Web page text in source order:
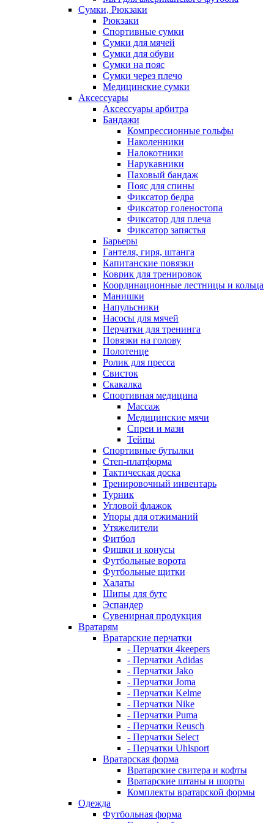
Сумки, Рюкзаки
Рюкзаки
Спортивные сумки
Сумки для мячей
Сумки для обуви
Сумки на пояс
Сумки через плечо
Медицинские сумки
Аксессуары
Аксессуары арбитра
Бандажи
Компрессионные гольфы
Наколенники
Налокотники
Нарукавники
Паховый бандаж
Пояс для спины
Фиксатор бедра
Фиксатор голеностопа
Фиксатор для плеча
Фиксатор запястья
Барьеры
Гантеля, гиря, штанга
Капитанские повязки
Коврик для тренировок
Координационные лестницы и кольца
Манишки
Напульсники
Насосы для мячей
Перчатки для тренинга
Повязки на голову
Полотенце
Ролик для пресса
Свисток
Скакалка
Спортивная медицина
Массаж
Медицинские мячи
Спреи и мази
Тейпы
Спортивные бутылки
Степ-платформа
Тактическая доска
Тренировочный инвентарь
Турник
Угловой флажок
Упоры для отжиманий
Утяжелители
Фитбол
Фишки и конусы
Футбольные ворота
Футбольные щитки
Халаты
Шипы для бутс
Эспандер
Сувенирная продукция
Вратарям
Вратарские перчатки
- Перчатки 4keepers
- Перчатки Adidas
- Перчатки Jako
- Перчатки Joma
- Перчатки Kelme
- Перчатки Nike
- Перчатки Puma
- Перчатки Reusch
- Перчатки Select
- Перчатки Uhlsport
Вратарская форма
Вратарские свитера и кофты
Вратарские штаны и шорты
Комплекты вратарской формы
Одежда
Футбольная форма